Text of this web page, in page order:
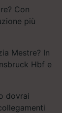
Con
più
Mestre? In
Hbf e
dovrai